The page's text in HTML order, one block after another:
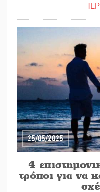
25/05/2025
4
τρόποι για να